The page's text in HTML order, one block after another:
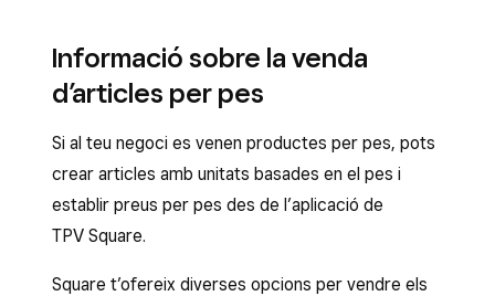
Informació sobre la venda
d’articles per pes
Si al teu negoci es venen productes per pes, pots
crear articles amb unitats basades en el pes i
establir preus per pes des de l’aplicació de
TPV Square.
Square t’ofereix diverses opcions per vendre els